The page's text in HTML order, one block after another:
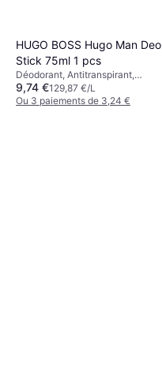
HUGO BOSS Hugo Man Deo
Stick 75ml 1 pcs
Déodorant, Antitranspirant,
Parfumé, Sans Aluminium
9,74 €129,87 €/L
Ou 3 paiements de 3,24 €